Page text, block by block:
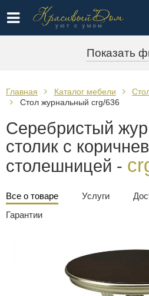
Показать
Главная Каталог мебели
Стол журнальный crg/636
Серебристый
столик с
столешницей -
Все о товаре Услуги
Гарантии